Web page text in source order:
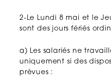
2-Le Lundi 8 mai et le
sont des jours fériés
a) Les salariés ne
uniquement si des
prévues :